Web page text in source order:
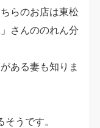
らのお店は東松
さんののれん分
ある妻も知りま
うです。